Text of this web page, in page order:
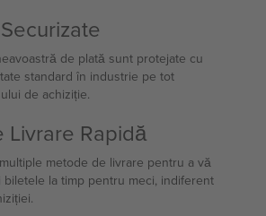
de plată sunt protejate cu
standard în industrie pe tot
de achiziție.
Livrare Rapidă
metode de livrare pentru a vă
biletele la timp pentru meci, indiferent